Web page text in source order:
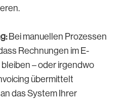
Bei manuellen Prozessen
Rechnungen im E-
– oder irgendwo
übermittelt
das System Ihrer